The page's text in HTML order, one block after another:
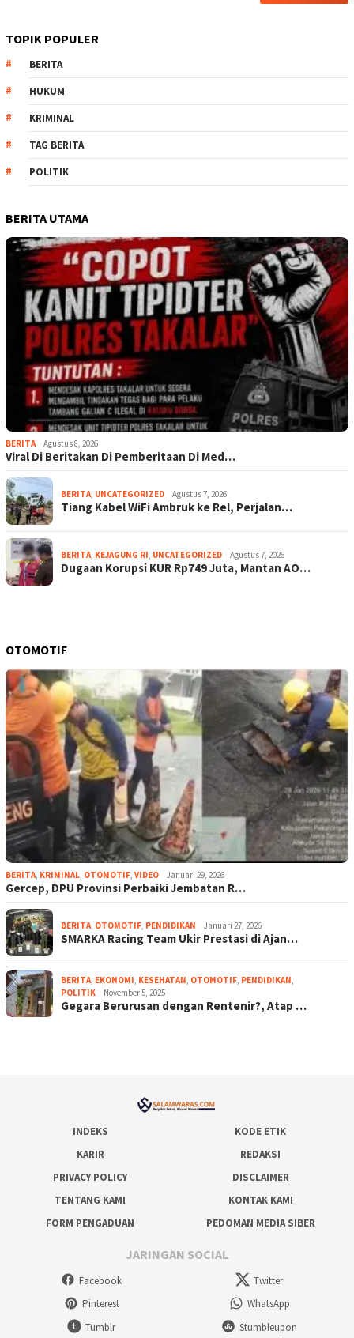
TOPIK POPULER
BERITA
HUKUM
KRIMINAL
TAG BERITA
POLITIK
BERITA UTAMA
BERITA Agustus 8, 2026
Viral Di Beritakan Di Pemberitaan Di Med…
BERITA UNCATEGORIZED Agustus 7, 2026
Tiang Kabel WiFi Ambruk ke Rel, Perjalan…
BERITA KEJAGUNG RI UNCATEGORIZED Agustus 7, 2026
Dugaan Korupsi KUR Rp749 Juta, Mantan AO…
OTOMOTIF
BERITA KRIMINAL OTOMOTIF VIDEO Januari 29, 2026
Gercep, DPU Provinsi Perbaiki Jembatan R…
BERITA OTOMOTIF PENDIDIKAN Januari 27, 2026
SMARKA Racing Team Ukir Prestasi di Ajan…
BERITA EKONOMI KESEHATAN OTOMOTIF PENDIDIKAN
POLITIK
November 5, 2025
Gegara Berurusan dengan Rentenir?, Atap …
INDEKS
KODE ETIK
KARIR
REDAKSI
PRIVACY POLICY
DISCLAIMER
TENTANG KAMI
KONTAK KAMI
FORM PENGADUAN
PEDOMAN MEDIA SIBER
JARINGAN SOCIAL
Facebook
Twitter
Pinterest
WhatsApp
Tumblr
Stumbleupon